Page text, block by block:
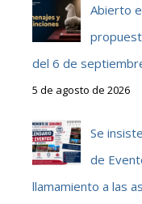
Abierto
del 6 de
5 de agosto de 2026
Se
de
llamamiento a las